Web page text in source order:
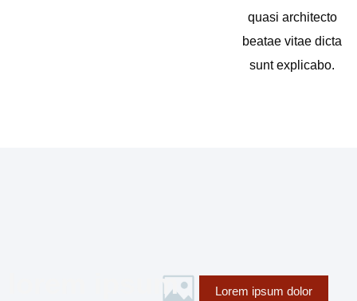
quasi architecto
beatae vitae dicta
sunt explicabo.
lorem ipsum Lorem ipsum dolor